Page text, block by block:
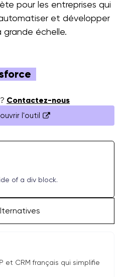
pour les entreprises qui
et développer
grande échelle.
Contactez-nous
l'outil
of a div block.
et CRM français qui simplifie